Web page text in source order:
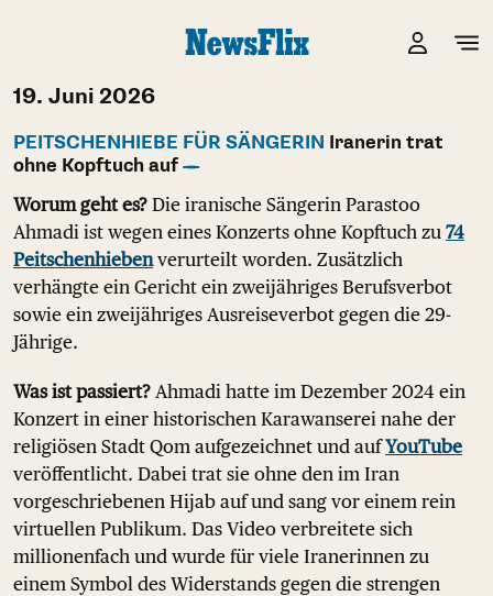
19. Juni 2026
PEITSCHENHIEBE FÜR SÄNGERIN Iranerin trat
ohne Kopftuch auf
Worum geht es? Die iranische Sängerin Parastoo
Ahmadi ist wegen eines Konzerts ohne Kopftuch zu 74
Peitschenhiebenverurteilt worden. Zusätzlich
verhängte ein Gericht ein zweijähriges Berufsverbot
sowie ein zweijähriges Ausreiseverbot gegen die 29-
Jährige.
Was ist passiert? Ahmadi hatte im Dezember 2024 ein
Konzert in einer historischen Karawanserei nahe der
religiösen Stadt Qom aufgezeichnet und aufYouTube
veröffentlicht. Dabei trat sie ohne den im Iran
vorgeschriebenen Hijab auf und sang vor einem rein
virtuellen Publikum. Das Video verbreitete sich
millionenfach und wurde für viele Iranerinnen zu
einem Symbol des Widerstands gegen die strengen